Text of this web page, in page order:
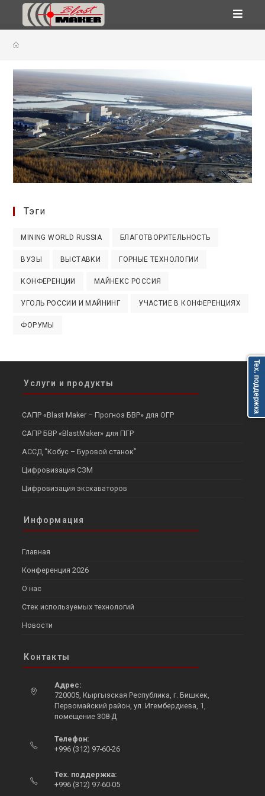
Перейти
Тэги
MINING WORLD RUSSIA БЛАГОТВОРИТЕЛЬНОСТЬ
ВУЗЫ ВЫСТАВКИ ГОРНЫЕ ТЕХНОЛОГИИ
КОНФЕРЕНЦИИ МАЙНЕКС РОССИЯ
УГОЛЬ РОССИИ И МАЙНИНГ УЧАСТИЕ В КОНФЕРЕНЦИЯХ
ФОРУМЫ
Услуги и продукты
САПР «Blast Maker – Прогноз БВР» для ОГР
САПР БВР «BlastMaker» для ПГР
АССД “Кобус – Буровой станок”
Цифровизация СЗМ
Цифровизация экскаваторов
Информация
Главная
Конференция 2026
О нас
Стек используемых технологий
Новости
Контакты
Адрес:
720005, Кыргызская Республика, г. Бишкек,
Первомайский район, ул. Игембердиева, 1,
помещение 308-Д
in
a
tab
Телефон:
+996 (312) 97-60-26
in
your
Тех. поддержка:
+996 (312) 97-60-05
Тех. поддержка